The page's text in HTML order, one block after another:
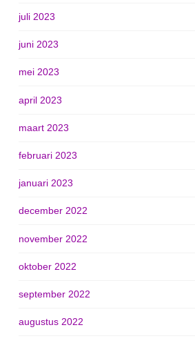
juli 2023
juni 2023
mei 2023
april 2023
maart 2023
februari 2023
januari 2023
december 2022
november 2022
oktober 2022
september 2022
augustus 2022